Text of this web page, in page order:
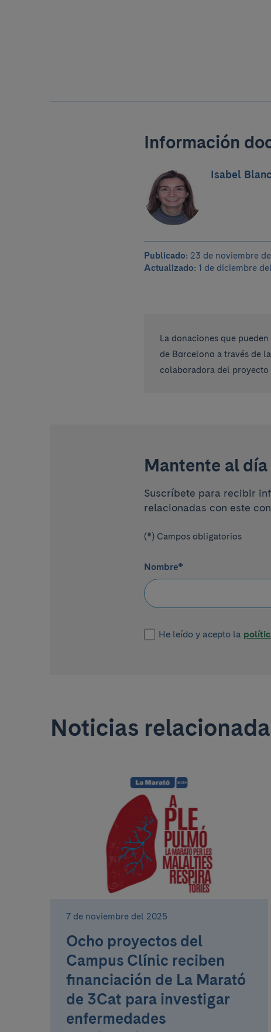
Información
Isabel
Publicado: 23 de noviembre
Actualizado: 1 de diciembre
La donaciones que
de Barcelona a través de
colaboradora del
Mantente al
Suscríbete para recibir
relacionadas con este
(*) Campos obligatorios
Nombre*
He leído y acepto la
Noticias
7 de noviembre del 2025
Ocho proyectos del
Campus Clínic reciben
financiación de La Marató
de 3Cat para investigar
enfermedades